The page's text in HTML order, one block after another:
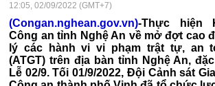
12:05, 02/09/2022 (GMT+7)
(Congan.nghean.gov.vn)-Thực hiện
Công an tỉnh Nghệ An về mở đợt cao
lý các hành vi vi phạm trật tự, an
(ATGT) trên địa bàn tỉnh Nghệ An,
Lễ 02/9. Tối 01/9/2022, Đội Cảnh sát